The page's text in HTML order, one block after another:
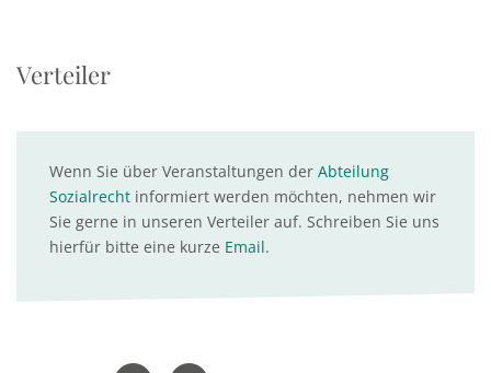
Verteiler
Wenn Sie über Veranstaltungen der Abteilung
Sozialrecht informiert werden möchten, nehmen wir
Sie gerne in unseren Verteiler auf. Schreiben Sie uns
hierfür bitte eine kurze Email.